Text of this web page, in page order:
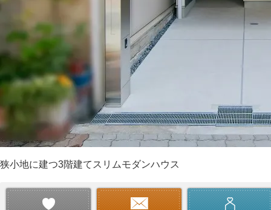
狭小地に建つ3階建てスリムモダンハウス